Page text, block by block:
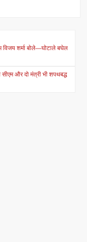
विजय शर्मा बोले—घोटाले बघेल
और दो मंत्री भी शपथबद्ध